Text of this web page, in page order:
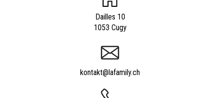
Dailles 10
1053 Cugy
kontakt@lafamily.ch